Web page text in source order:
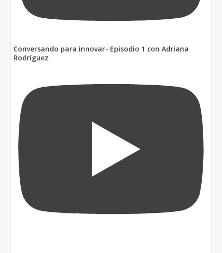
Conversando para innovar- Episodio 1 con Adriana
Rodríguez